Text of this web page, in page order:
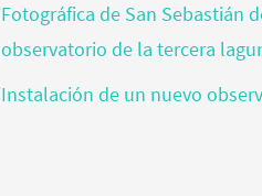
Fotográfica de San Sebastián
observatorio de la tercera
Instalación de un nuevo